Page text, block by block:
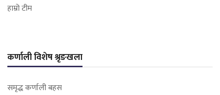
हाम्रो टीम
कर्णाली विशेष श्रृङखला
समृद्ध कर्णाली बहस